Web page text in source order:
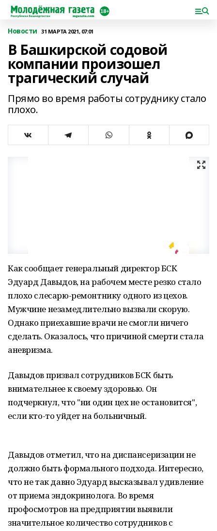
Новости 31 МАРТА 2021, 07:01
В Башкирской содовой
компании произошел
трагический случай
Прямо во время работы сотруднику стало
плохо.
Как сообщает генеральный директор БСК
Эдуард Давыдов, на рабочем месте резко стало
плохо слесарю-ремонтнику одного из цехов.
Мужчине незамедлительно вызвали скорую.
Однако приехавшие врачи не смогли ничего
сделать. Оказалось, что причиной смерти стала
аневризма.
Давыдов призвал сотрудников БСК быть
внимательнее к своему здоровью. Он
подчеркнул, что "ни один цех не остановится",
если кто-то уйдет на больничный.
Давыдов отметил, что на диспансеризации не
должно быть формального подхода. Интересно,
что не так давно Эдуард высказывал удивление
от приема эндокринолога. Во время
профосмотров на предприятии выявили
значительное количество сотрудников с